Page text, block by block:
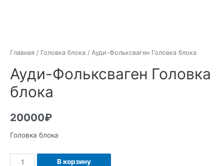
Главная / Головка блока / Ауди-Фольксваген Головка блока
Ауди-Фольксваген Головка
блока
20000₽
Головка блока
Количество
В корзину